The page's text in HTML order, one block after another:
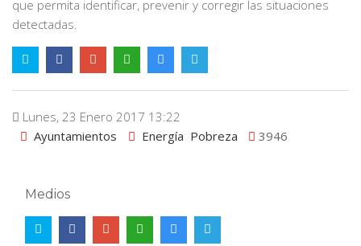
que permita identificar, prevenir y corregir las situaciones
detectadas.
Lunes, 23 Enero 2017 13:22
Ayuntamientos
Energía Pobreza 3946
Medios